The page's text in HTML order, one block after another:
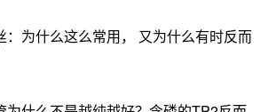
：为什么这么常用， 又为什么有时反而